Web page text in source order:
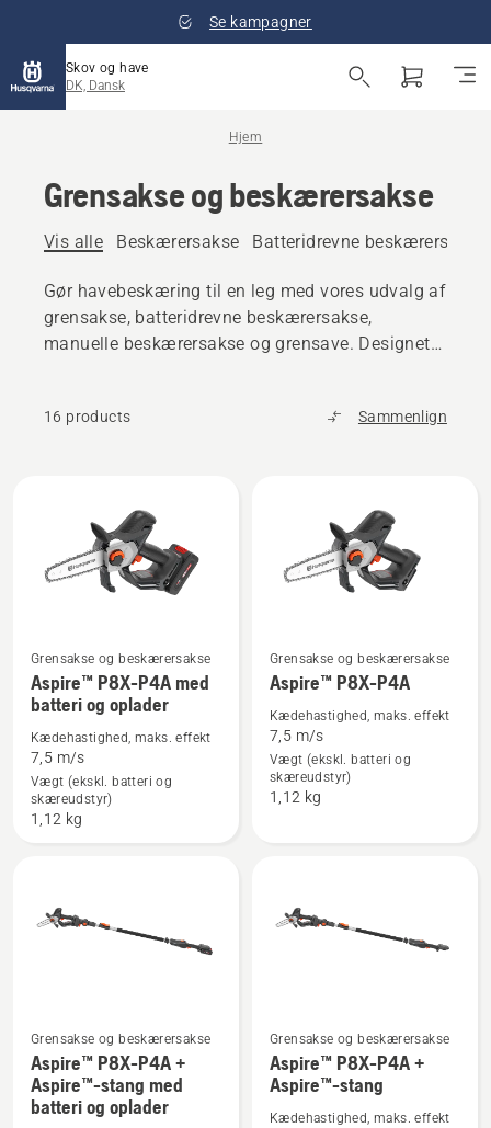
Se kampagner
Skov og have
DK, Dansk
Hjem
Grensakse og beskærersakse
Vis alle Beskærersakse Batteridrevne beskærersakse
Gør havebeskæring til en leg med vores udvalg af
grensakse, batteridrevne beskærersakse,
manuelle beskærersakse og grensave. Designet
16 products Sammenlign
produkter
flere
om
Aspire™
P8X-
P4A
oplader
Grensakse og beskærersakse
Aspire™ P8X-P4A med
batteri og oplader
Kædehastighed, maks. effekt
7,5 m/s
Vægt (ekskl. batteri og
skæreudstyr)
1,12 kg
detaljer
om
Aspire™
P8X-
Grensakse og beskærersakse
Aspire™ P8X-P4A
Kædehastighed, maks. effekt
7,5 m/s
Vægt (ekskl. batteri og
skæreudstyr)
1,12 kg
Se
flere
detaljer
Grensakse og beskærersakse
Aspire™ P8X-P4A +
Aspire™-stang med
batteri og oplader
Se
flere
detaljer
Grensakse og beskærersakse
Aspire™ P8X-P4A +
Aspire™-stang
Kædehastighed, maks. effekt